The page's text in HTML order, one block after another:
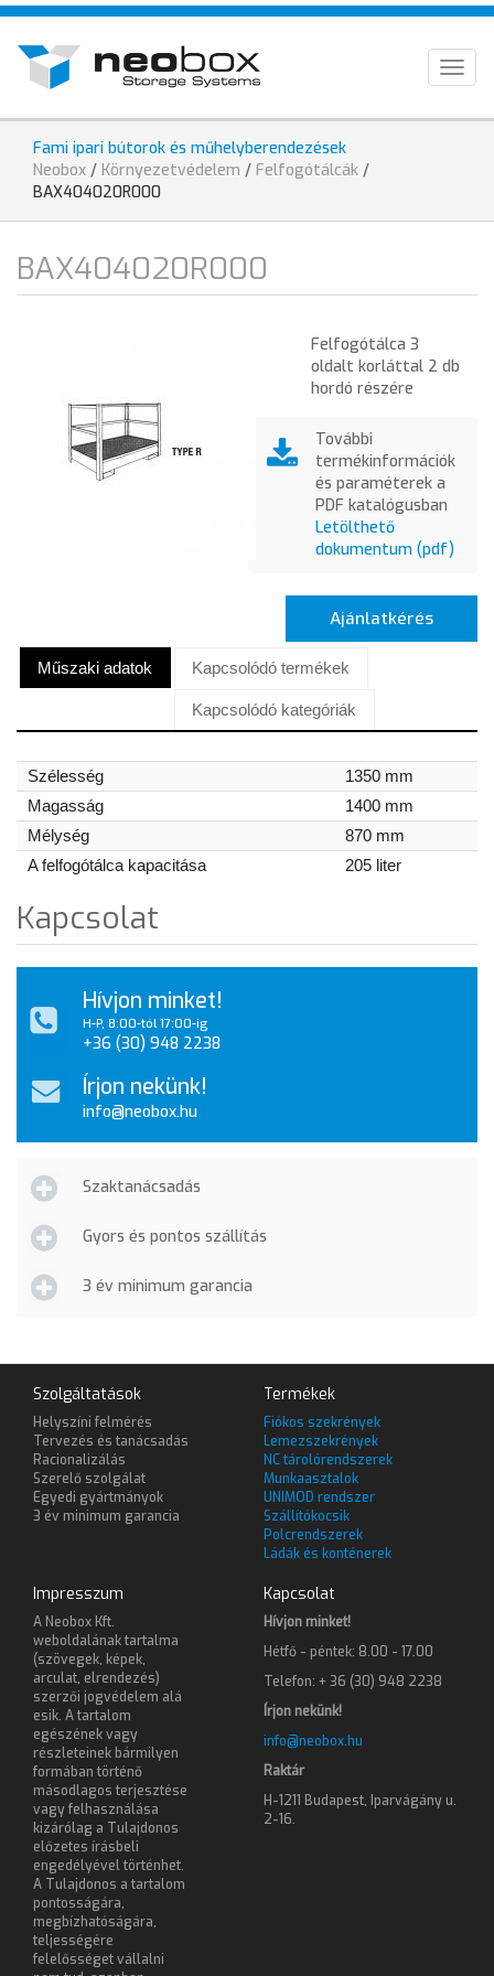
Ugrás
tartalomra
EN
Fami ipari bútorok és műhelyberendezések
Jelenlegi
hely
Neobox / Környezetvédelem / Felfogótálcák /
BAX404020R000
BAX404020R000
Felfogótálca 3
oldalt korláttal 2 db
hordó részére
További
termékinformációk
és paraméterek a
PDF katalógusban
Letölthető
dokumentum (pdf)
Ajánlatkérés
Műszaki adatok Kapcsolódó termékek
Kapcsolódó kategóriák
Szélesség
1350 mm
Magasság
1400 mm
Mélység
870 mm
A felfogótálca kapacitása
205 liter
Kapcsolat
Hívjon minket!
H-P, 8:00-tól 17:00-ig
+36 (30) 948 2238
Írjon nekünk!
info@neobox.hu
Szaktanácsadás
Gyors és pontos szállítás
3 év minimum garancia
Szolgáltatások
Helyszíni felmérés
Tervezés és tanácsadás
Racionalizálás
Szerelő szolgálat
Egyedi gyártmányok
3 év minimum garancia
Termékek
Fiókos szekrények
Lemezszekrények
NC tárolórendszerek
Munkaasztalok
UNIMOD rendszer
Szállítókocsik
Polcrendszerek
Ládák és konténerek
Impresszum
A Neobox Kft.
weboldalának tartalma
(szövegek, képek,
arculat, elrendezés)
szerzői jogvédelem alá
esik. A tartalom
egészének vagy
részleteinek bármilyen
formában történő
másodlagos terjesztése
vagy felhasználása
kizárólag a Tulajdonos
előzetes írásbeli
engedélyével történhet.
A Tulajdonos a tartalom
pontosságára,
megbízhatóságára,
teljességére
felelősséget vállalni
Kapcsolat
Hívjon minket!
Hétfő - péntek: 8.00 - 17.00
Telefon: + 36 (30) 948 2238
Írjon nekünk!
info@neobox.hu
Raktár
H-1211 Budapest, Iparvágány u.
2-16.